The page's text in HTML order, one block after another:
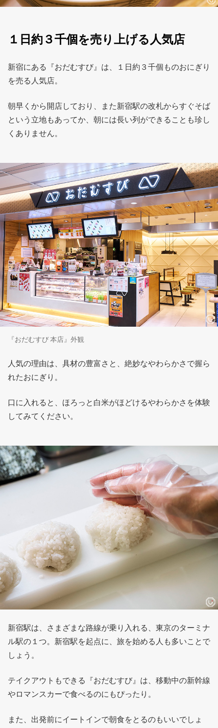
１日約３千個を売り上げる人気店
新宿にある『おだむすび』は、１日約３千個ものおにぎり
を売る人気店。
朝早くから開店しており、また新宿駅の改札からすぐそば
という立地もあってか、朝には長い列ができることも珍し
くありません。
『おだむすび 本店』外観
人気の理由は、具材の豊富さと、絶妙なやわらかさで握ら
れたおにぎり。
口に入れると、ほろっと白米がほどけるやわらかさを体験
してみてください。
新宿駅は、さまざまな路線が乗り入れる、東京のターミナ
ル駅の１つ。新宿駅を起点に、旅を始める人も多いことで
しょう。
テイクアウトもできる『おだむすび』は、移動中の新幹線
やロマンスカーで食べるのにもぴったり。
また、出発前にイートインで朝食をとるのもいいでしょ